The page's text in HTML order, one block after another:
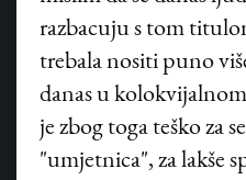
razbacuju s tom
trebala nositi puno
danas u
je zbog toga teško za
"umjetnica", za lakše